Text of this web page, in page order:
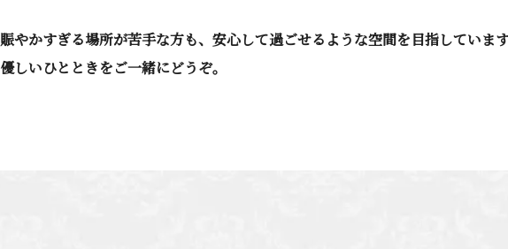
賑やかすぎる場所が苦手な方も、安心して過ごせるような空間を目指していま
優しいひとときをご一緒にどうぞ。